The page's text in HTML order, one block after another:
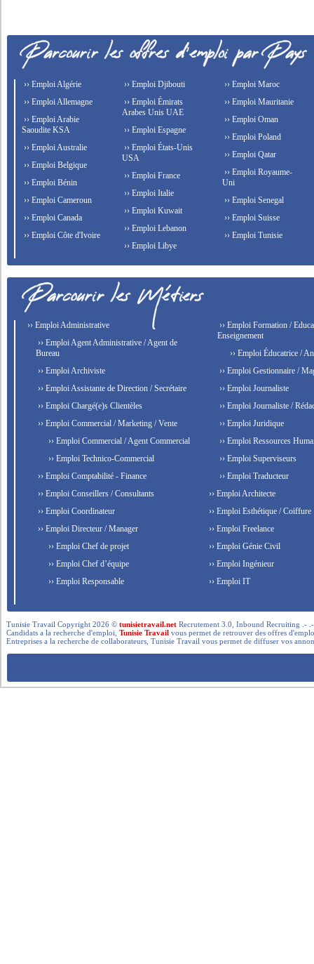
›› Emploi Algérie
›› Emploi Allemagne
›› Emploi Arabie
Saoudite KSA
›› Emploi Australie
›› Emploi Belgique
›› Emploi Bénin
›› Emploi Cameroun
›› Emploi Canada
›› Emploi Côte d'Ivoire
›› Emploi Djibouti
›› Emploi Émirats
Arabes Unis UAE
›› Emploi Espagne
›› Emploi États-Unis
USA
›› Emploi France
›› Emploi Italie
›› Emploi Kuwait
›› Emploi Lebanon
›› Emploi Libye
›› Emploi Maroc
›› Emploi Mauritanie
›› Emploi Oman
›› Emploi Poland
›› Emploi Qatar
›› Emploi Royaume-
Uni
›› Emploi Senegal
›› Emploi Suisse
›› Emploi Tunisie
›› Emploi Administrative
›› Emploi Agent Administrative / Agent de
Bureau
›› Emploi Archiviste
›› Emploi Assistante de Direction / Secrétaire
›› Emploi Chargé(e)s Clientèles
›› Emploi Commercial / Marketing / Vente
›› Emploi Commercial / Agent Commercial
›› Emploi Technico-Commercial
›› Emploi Comptabilité - Finance
›› Emploi Conseillers / Consultants
›› Emploi Coordinateur
›› Emploi Directeur / Manager
›› Emploi Chef de projet
›› Emploi Chef d’équipe
›› Emploi Responsable
›› Emploi Formation /
Enseignement
›› Emploi Éducatrice /
›› Emploi Gestionnaire /
›› Emploi Journaliste
›› Emploi Journaliste /
›› Emploi Juridique
›› Emploi Ressources
›› Emploi Superviseurs
›› Emploi Traducteur
›› Emploi Architecte
›› Emploi Esthétique / Coiffure
›› Emploi Freelance
›› Emploi Génie Civil
›› Emploi Ingénieur
›› Emploi IT
Tunisie Travail Copyright 2026 ©tunisietravail.net Recrutement 3.0, Inbound Recruiting .-
Candidats a la recherche d'emploi,Tunisie Travail vous permet de retrouver des offres
Entreprises a la recherche de collaborateurs, Tunisie Travail vous permet de diffuser vos